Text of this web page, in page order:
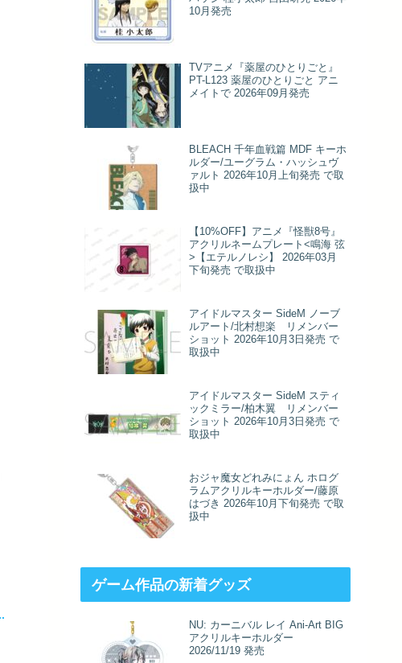
10月発売
TVアニメ『薬屋のひとりごと』
PT-L123 薬屋のひとりごと アニ
メイトで 2026年09月発売
BLEACH 千年血戦篇 MDF キーホ
ルダー/ユーグラム・ハッシュヴ
ァルト 2026年10月上旬発売 で取
扱中
【10%OFF】アニメ『怪獣8号』
アクリルネームプレート<鳴海 弦
>【エテルノレシ】 2026年03月
下旬発売 で取扱中
アイドルマスター SideM ノーブ
ルアート/北村想楽 リメンバー
ショット 2026年10月3日発売 で
取扱中
アイドルマスター SideM スティ
ックミラー/柏木翼 リメンバー
ショット 2026年10月3日発売 で
取扱中
おジャ魔女どれみにょん ホログ
ラムアクリルキーホルダー/藤原
はづき 2026年10月下旬発売 で取
扱中
ゲーム作品の新着グッズ
NU: カーニバル レイ Ani-Art BIG
アクリルキーホルダー
2026/11/19 発売